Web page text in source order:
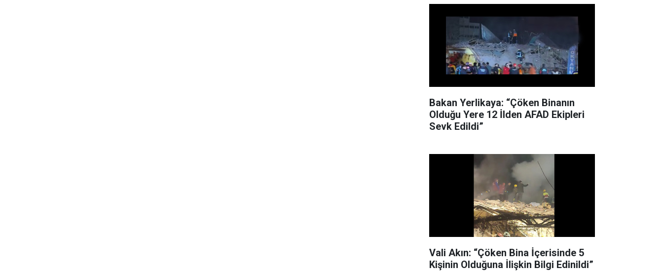
Bakan Yerlikaya: “Çöken Binanın
Olduğu Yere 12 İlden AFAD Ekipleri
Sevk Edildi”
Vali Akın: “Çöken Bina İçerisinde 5
Kişinin Olduğuna İlişkin Bilgi Edinildi”